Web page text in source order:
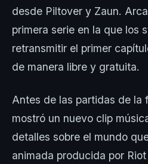
desde Piltover y Zaun.
primera serie en la que los
retransmitir el primer
de manera libre y gratuita.
Antes de las partidas de la
mostró un nuevo clip
detalles sobre el mundo
animada producida por